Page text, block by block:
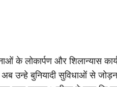
के लोकार्पण और शिलान्यास
उन्हे बुनियादी सुविधाओं से